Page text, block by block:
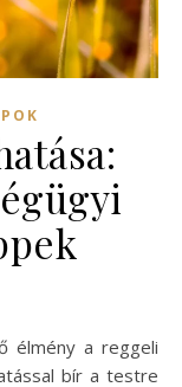
bír a testre